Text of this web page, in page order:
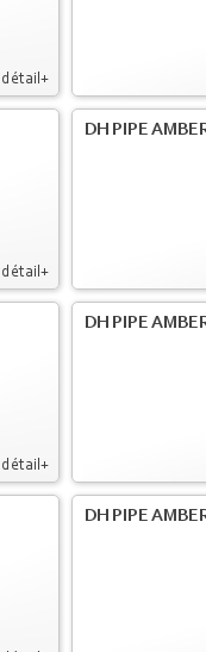
détail+
détail+
DH PIPE
détail+
DH PIPE
DH PIPE